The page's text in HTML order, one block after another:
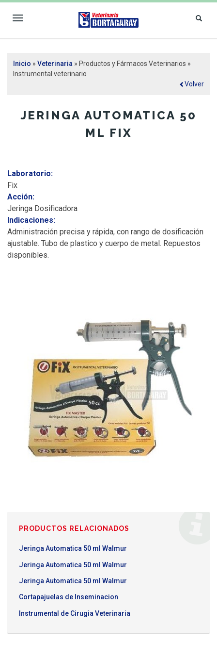
Toggle
BORTAGARAY
Se encuentra usted aquí
Inicio » Veterinaria » Productos y Fármacos Veterinarios »
Instrumental veterinario
Volver
JERINGA AUTOMATICA 50
ML FIX
Laboratorio:
Fix
Acción:
Jeringa Dosificadora
Indicaciones:
Administración precisa y rápida, con rango de dosificación
ajustable. Tubo de plastico y cuerpo de metal. Repuestos
disponibles.
PRODUCTOS RELACIONADOS
Jeringa Automatica 50 ml Walmur
Jeringa Automatica 50 ml Walmur
Jeringa Automatica 50 ml Walmur
Cortapajuelas de Inseminacion
Instrumental de Cirugia Veterinaria